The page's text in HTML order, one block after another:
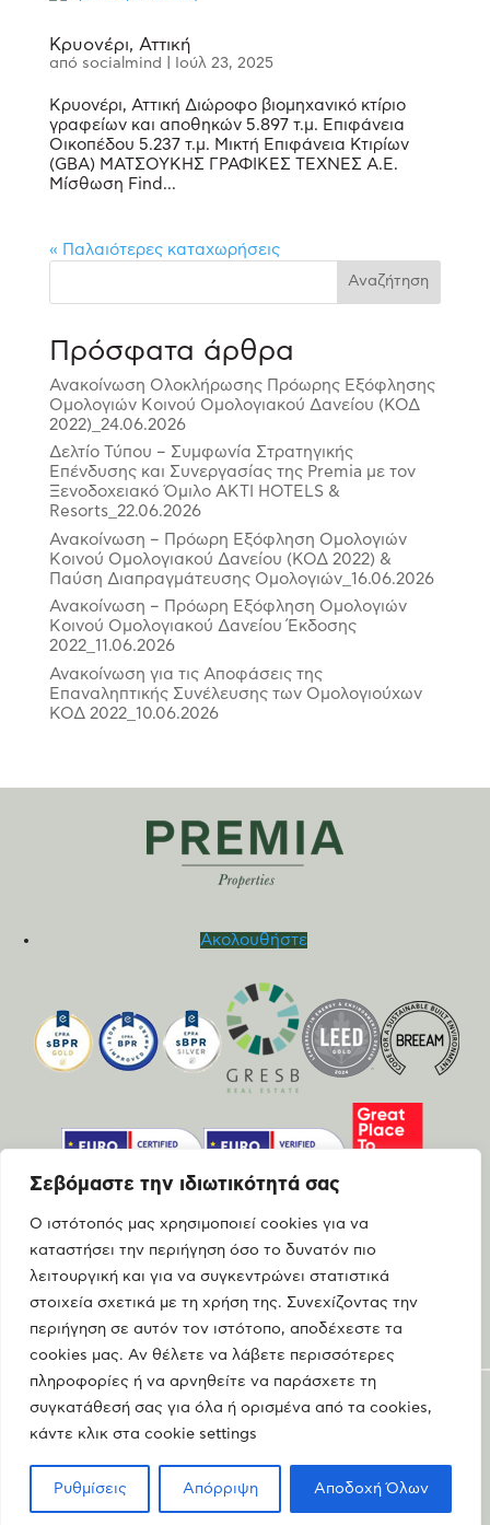
Σεβόμαστε την ιδιωτικότητά σας
Ο ιστότοπός μας χρησιμοποιεί cookies για να
καταστήσει την περιήγηση όσο το δυνατόν πιο
λειτουργική και για να συγκεντρώνει στατιστικά
στοιχεία σχετικά με τη χρήση της. Συνεχίζοντας την
περιήγηση σε αυτόν τον ιστότοπο, αποδέχεστε τα
cookies μας. Αν θέλετε να λάβετε περισσότερες
πληροφορίες ή να αρνηθείτε να παράσχετε τη
συγκατάθεσή σας για όλα ή ορισμένα από τα cookies,
κάντε κλικ στα cookie settings
Ρυθμίσεις Απόρριψη Αποδοχή Όλων
Κρυονέρι, Αττική
από socialmind Ιούλ 23, 2025
Κρυονέρι, Αττική Διώροφο βιομηχανικό κτίριο
γραφείων και αποθηκών 5.897 τ.μ. Επιφάνεια
Οικοπέδου 5.237 τ.μ. Μικτή Επιφάνεια Κτιρίων
(GBA) ΜΑΤΣΟΥΚΗΣ ΓΡΑΦΙΚΕΣ ΤΕΧΝΕΣ Α.Ε.
Μίσθωση Find...
« Παλαιότερες καταχωρήσεις
Αναζήτηση
Πρόσφατα άρθρα
Ανακοίνωση Ολοκλήρωσης Πρόωρης Εξόφλησης
Ομολογιών Κοινού Ομολογιακού Δανείου (ΚΟΔ
2022)_24.06.2026
Δελτίο Τύπου – Συμφωνία Στρατηγικής
Επένδυσης και Συνεργασίας της Premia με τον
Ξενοδοχειακό Όμιλο ΑΚΤΙ HOTELS &
Resorts_22.06.2026
Ανακοίνωση – Πρόωρη Εξόφληση Ομολογιών
Κοινού Ομολογιακού Δανείου (ΚΟΔ 2022) &
Παύση Διαπραγμάτευσης Ομολογιών_16.06.2026
Ανακοίνωση – Πρόωρη Εξόφληση Ομολογιών
Κοινού Ομολογιακού Δανείου Έκδοσης
2022_11.06.2026
Ανακοίνωση για τις Αποφάσεις της
Επαναληπτικής Συνέλευσης των Ομολογιούχων
ΚΟΔ 2022_10.06.2026
Ακολουθήστε
ΝΟΜΙΚΕΣ ΣΕΛΙΔΕΣ
ΟΡΟΙ ΧΡΗΣΗΣ
© 2025 Premia. All rights reserved.